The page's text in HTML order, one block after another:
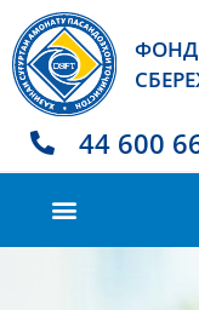
ФОНД
44 600